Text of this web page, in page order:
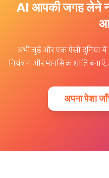
AI आपकी जगह लेने
अभी जुड़ें और एक ऐसी दुनिया
नियंत्रण और मानसिक शांति
अपना पेशा